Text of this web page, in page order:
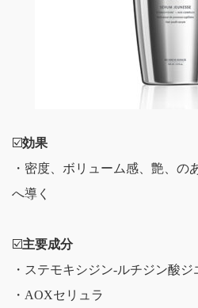
☑️効果
・密度、ボリューム感、艶、の
へ導く
☑️主要成分
・ステモキシジン-ルチジン酸ジ
・AOXセリュラ